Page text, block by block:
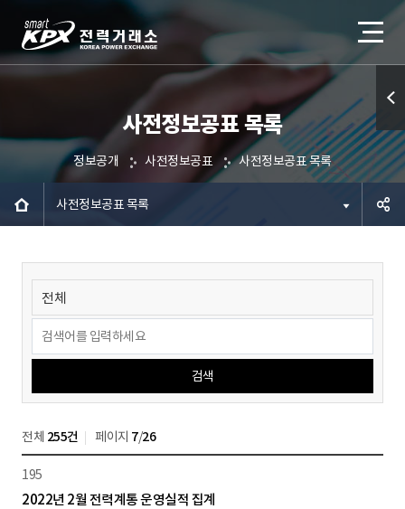
사전정보공표 목록
정보공개 사전정보공표 사전정보공표 목록
사전정보공표 목록
검색
전체 255건 페이지 7/26
195
2022년 2월 전력계통 운영실적 집계
퀵메
뉴 열
기